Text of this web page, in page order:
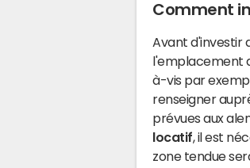
Comment
Avant d'investir
l'emplacement
à-vis par
renseigner
prévues aux
locatif, il est
zone tendue